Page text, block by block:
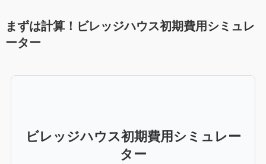
まずは計算！ビレッジハウス初期費用シミュレ
ーター
ビレッジハウス初期費用シミュレー
ター